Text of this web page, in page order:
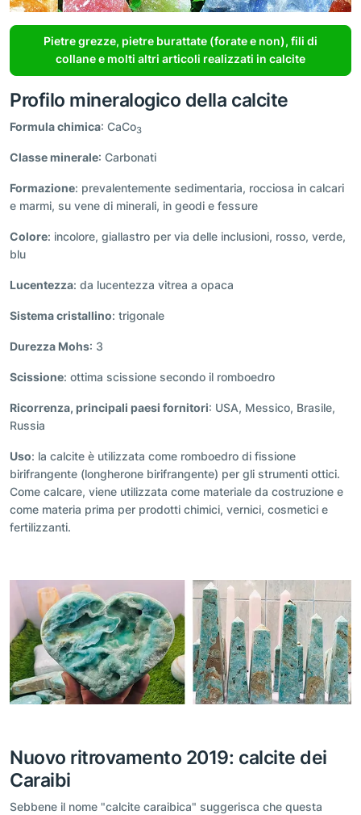
Pietre grezze, pietre burattate (forate e non), fili di
collane e molti altri articoli realizzati in calcite
Profilo mineralogico della calcite
Formula chimica: CaCo3
Classe minerale: Carbonati
Formazione: prevalentemente sedimentaria, rocciosa in calcari
e marmi, su vene di minerali, in geodi e fessure
Colore: incolore, giallastro per via delle inclusioni, rosso, verde,
blu
Lucentezza: da lucentezza vitrea a opaca
Sistema cristallino: trigonale
Durezza Mohs: 3
Scissione: ottima scissione secondo il romboedro
Ricorrenza, principali paesi fornitori: USA, Messico, Brasile,
Russia
Uso: la calcite è utilizzata come romboedro di fissione
birifrangente (longherone birifrangente) per gli strumenti ottici.
Come calcare, viene utilizzata come materiale da costruzione e
come materia prima per prodotti chimici, vernici, cosmetici e
fertilizzanti.
Nuovo ritrovamento 2019: calcite dei
Caraibi
Sebbene il nome "calcite caraibica" suggerisca che questa